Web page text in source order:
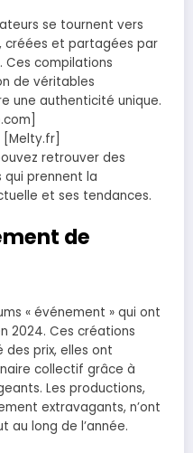
se tournent vers
créées et partagées par
Ces compilations
de véritables
une authenticité unique.
retrouver des
prennent la
et ses tendances.
de
« événement » qui ont
2024. Ces créations
des prix, elles ont
collectif grâce à
Les productions,
extravagants, n’ont
au long de l’année.